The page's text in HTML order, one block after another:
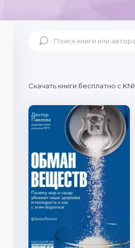
Скачать книги бесплатно c